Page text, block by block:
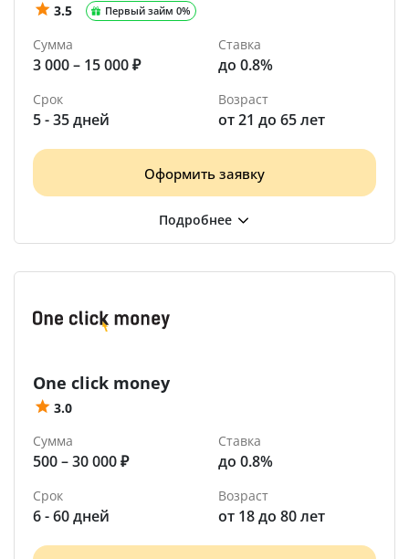
3.5 Первый займ 0%
Сумма
3 000 – 15 000 ₽
Ставка
до 0.8%
Срок
5 - 35 дней
Возраст
от 21 до 65 лет
Оформить заявку
One click money
3.0
Сумма
500 – 30 000 ₽
Ставка
до 0.8%
Срок
6 - 60 дней
Возраст
от 18 до 80 лет